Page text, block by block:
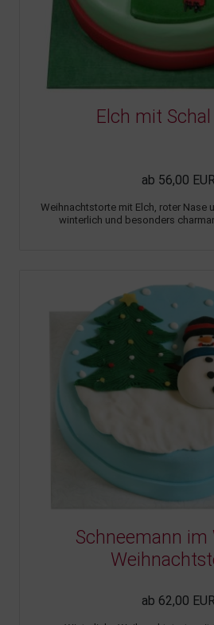
Elch mit
ab 56,00
Weihnachtstorte mit Elch, roter Nase
winterlich und besonders
Schneemann im
ab 62,00